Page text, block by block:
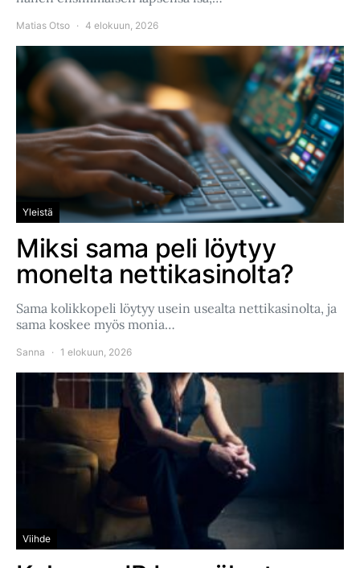
Matias Otso 4 elokuun, 2026
Yleistä
Miksi sama peli löytyy
monelta nettikasinolta?
Sama kolikkopeli löytyy usein usealta nettikasinolta, ja
sama koskee myös monia…
Sanna 1 elokuun, 2026
Viihde